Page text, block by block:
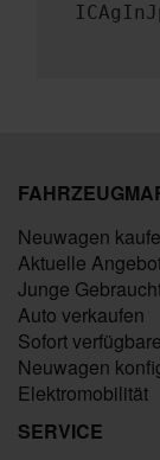
Neuwagen
Aktuelle
Junge
Auto verkaufen
Sofort
Neuwagen
Elektromobilität
SERVICE